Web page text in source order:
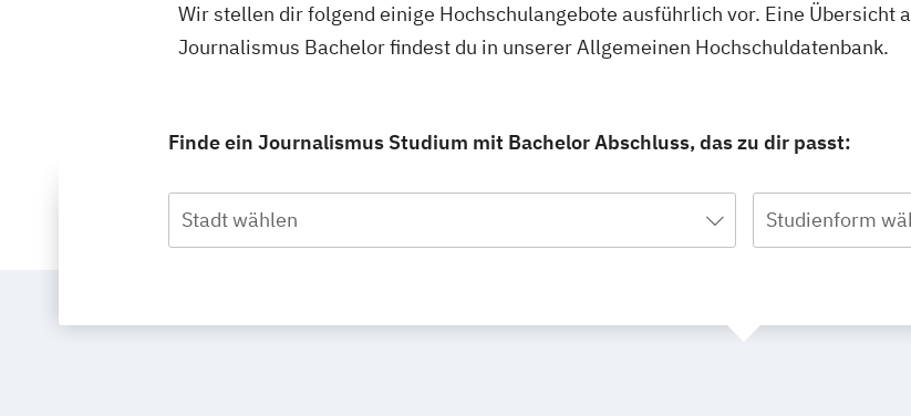
Wir stellen dir folgend einige Hochschulangebote ausführlich vor. Eine Übersicht
Journalismus Bachelor findest du in unserer Allgemeinen Hochschuldatenbank.
Finde ein Journalismus Studium mit Bachelor Abschluss, das zu dir passt:
Stadt wählen Studienform